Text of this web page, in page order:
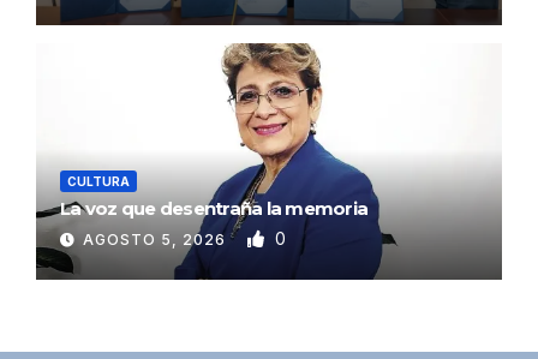
CULTURA
La voz que desentraña la memoria
AGOSTO 5, 2026 0